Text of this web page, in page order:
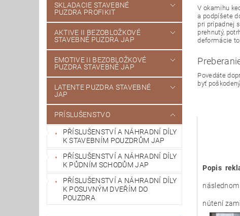
SKLADACIE STAVEBNÉ
PUZDRA PROFIKIT
AKTIVE II BEZOBLOŽKOVÉ
STAVEBNÉ PUZDRA JAP
EMOTIVE II BEZOBLOŽKOVÉ
PUZDRA STAVEBNÉ JAP
LATENTE PUZDRA STAVEBNÉ
JAP
PRÍSLUŠENSTVO
PŘÍSLUŠENSTVÍ A NÁHRADNÍ DÍLY
K STAVEBNÍM POUZDRŮM JAP
PŘÍSLUŠENSTVÍ A NÁHRADNÍ DÍLY
K PŮDNÍM SCHODŮM JAP
PŘÍSLUŠENSTVÍ A NÁHRADNÍ DÍLY
K POSUVNÝM DVEŘÍM DO
POUZDRA
V okamihu
a podpíšete
pri prípadnej
prehnutý,
deformácie
Povedáte
byť
nútení